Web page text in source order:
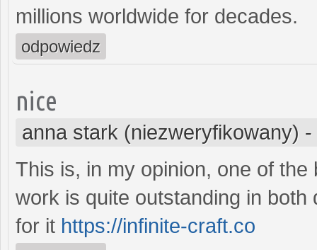
millions worldwide for decades.
odpowiedz
nice
anna stark (niezweryfikowany) -
This is, in my opinion, one of
work is quite outstanding in
for it https://infinite-craft.co